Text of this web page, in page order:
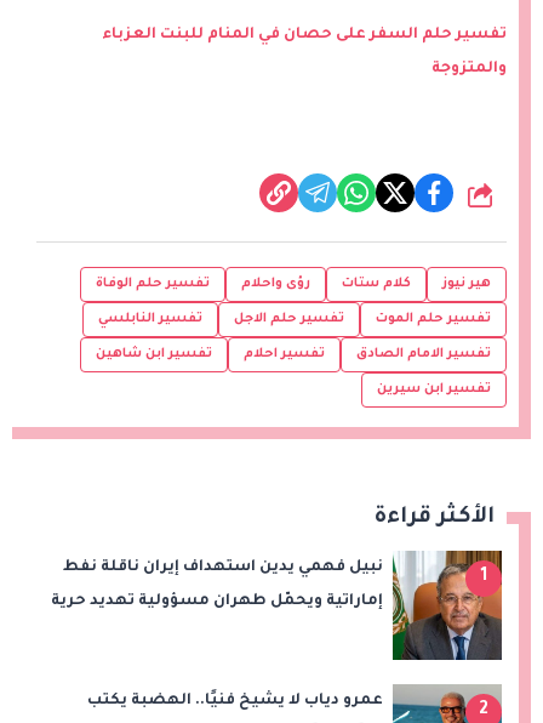
تفسير حلم السفر على حصان في المنام للبنت العزباء
والمتزوجة
شارك
هير نيوز كلام ستات رؤى واحلام تفسير حلم الوفاة
تفسير حلم الموت تفسير حلم الاجل تفسير النابلسي
تفسير الامام الصادق تفسير احلام تفسير ابن شاهين
تفسير ابن سيرين
الأكثر قراءة
1
نبيل فهمي يدين استهداف إيران ناقلة نفط
إماراتية ويحمّل طهران مسؤولية تهديد حرية
2
عمرو دياب لا يشيخ فنيًا.. الهضبة يكتب